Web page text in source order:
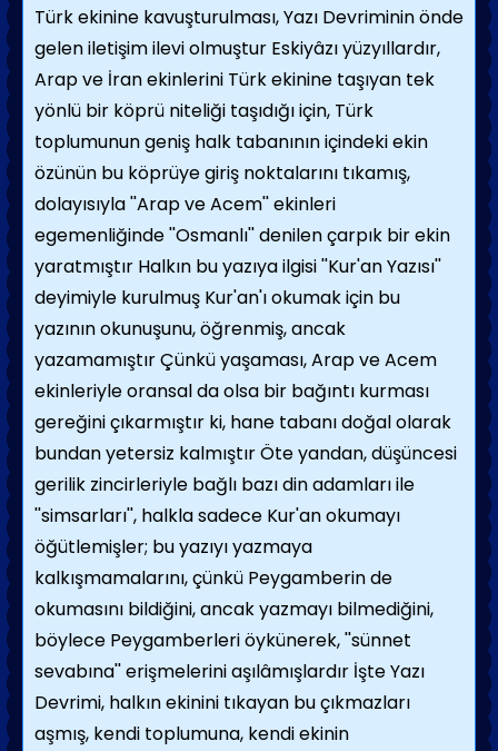
Türk ekinine kavuşturulması, Yazı Devriminin önde
gelen iletişim ilevi olmuştur Eskiyâzı yüzyıllardır,
Arap ve İran ekinlerini Türk ekinine taşıyan tek
yönlü bir köprü niteliği taşıdığı için, Türk
toplumunun geniş halk tabanının içindeki ekin
özünün bu köprüye giriş noktalarını tıkamış,
dolayısıyla ''Arap ve Acem'' ekinleri
egemenliğinde ''Osmanlı'' denilen çarpık bir ekin
yaratmıştır Halkın bu yazıya ilgisi ''Kur'an Yazısı''
deyimiyle kurulmuş Kur'an'ı okumak için bu
yazının okunuşunu, öğrenmiş, ancak
yazamamıştır Çünkü yaşaması, Arap ve Acem
ekinleriyle oransal da olsa bir bağıntı kurması
gereğini çıkarmıştır ki, hane tabanı doğal olarak
bundan yetersiz kalmıştır Öte yandan, düşüncesi
gerilik zincirleriyle bağlı bazı din adamları ile
''simsarları'', halkla sadece Kur'an okumayı
öğütlemişler; bu yazıyı yazmaya
kalkışmamalarını, çünkü Peygamberin de
okumasını bildiğini, ancak yazmayı bilmediğini,
böylece Peygamberleri öykünerek, ''sünnet
sevabına'' erişmelerini aşılâmışlardır İşte Yazı
Devrimi, halkın ekinini tıkayan bu çıkmazları
aşmış, kendi toplumuna, kendi ekinin